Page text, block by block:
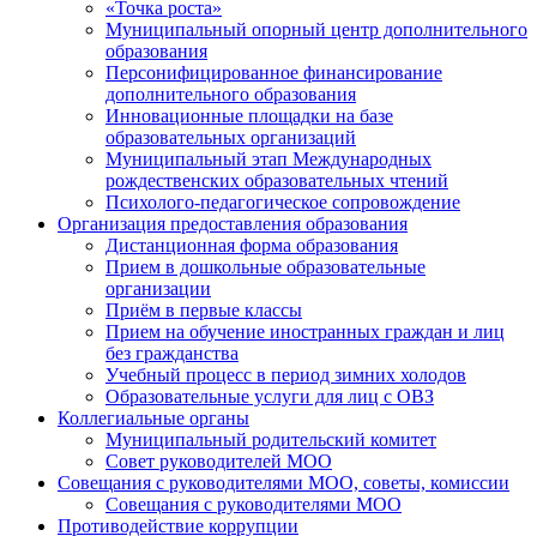
«Точка роста»
Муниципальный опорный центр дополнительного
образования
Персонифицированное финансирование
дополнительного образования
Инновационные площадки на базе
образовательных организаций
Муниципальный этап Международных
рождественских образовательных чтений
Психолого-педагогическое сопровождение
Организация предоставления образования
Дистанционная форма образования
Прием в дошкольные образовательные
организации
Приём в первые классы
Прием на обучение иностранных граждан и лиц
без гражданства
Учебный процесс в период зимних холодов
Образовательные услуги для лиц с ОВЗ
Коллегиальные органы
Муниципальный родительский комитет
Совет руководителей МОО
Совещания с руководителями МОО, советы, комиссии
Совещания с руководителями МОО
Противодействие коррупции